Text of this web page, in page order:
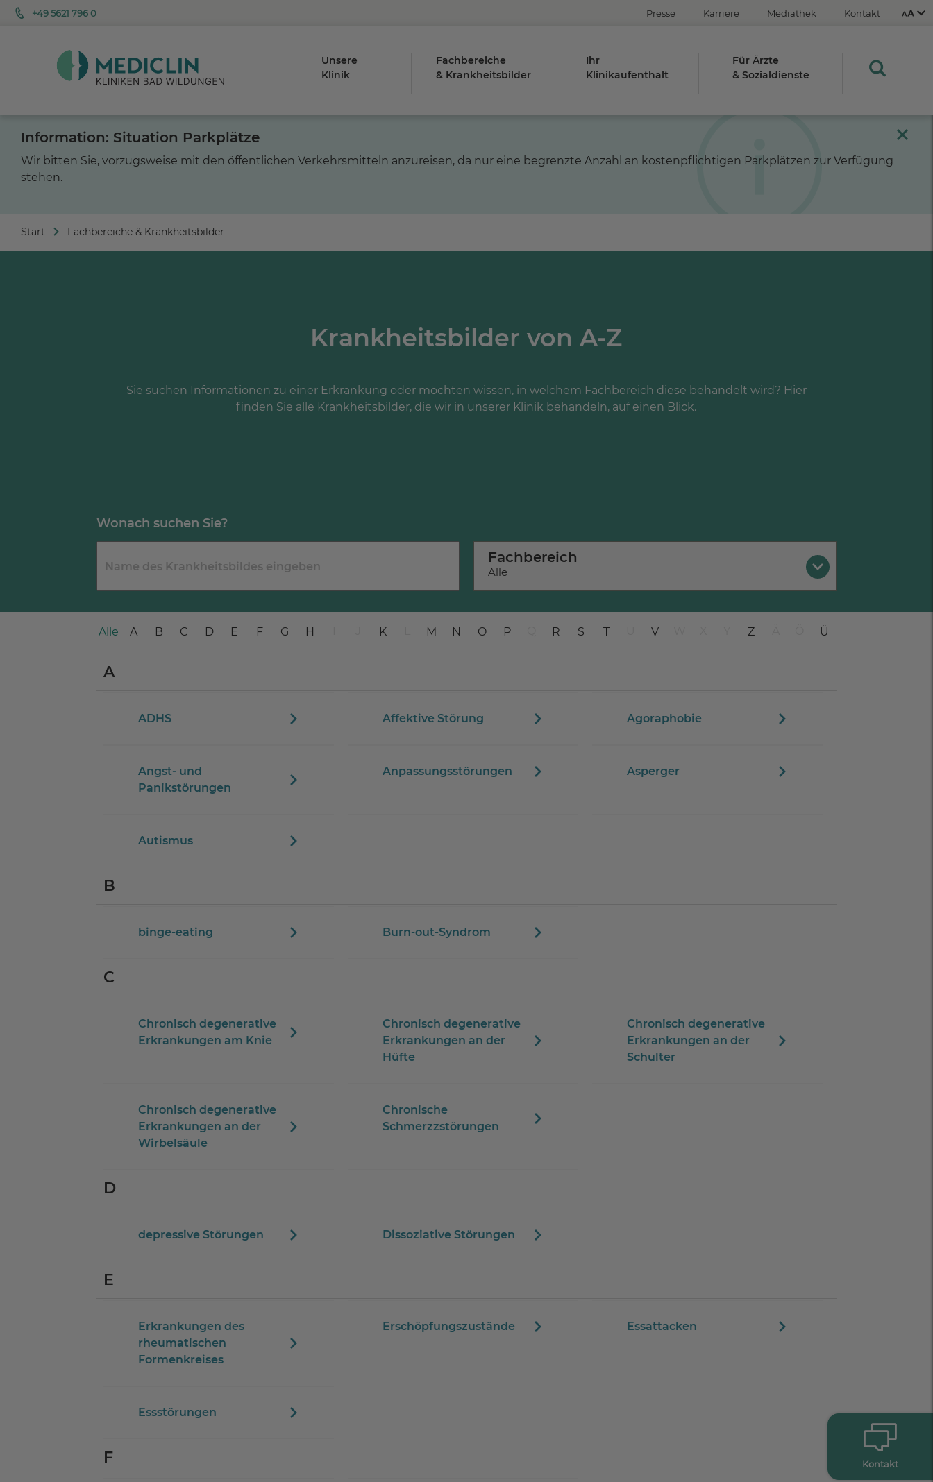
+49 5621 796 0 Presse Karriere Mediathek Kontakt
STRG
Unsere
Klinik
Fachbereiche
& Krankheitsbilder
Ihr
Klinikaufenthalt
Für Ärzte
& Sozialdienste
Information: Situation Parkplätze
Wir bitten Sie, vorzugsweise mit den öffentlichen Verkehrsmitteln anzureisen, da nur eine begrenzte Anzahl an kostenpflichtigen Parkplätzen zur Verfügung
stehen.
Start Fachbereiche & Krankheitsbilder
Krankheitsbilder von A-Z
Sie suchen Informationen zu einer Erkrankung oder möchten wissen, in welchem Fachbereich diese behandelt wird? Hier
finden Sie alle Krankheitsbilder, die wir in unserer Klinik behandeln, auf einen Blick.
Wonach suchen Sie?
Fachbereich
Alle
Alle A B C D E F G H K M N O P R S T V Z Ü
A
ADHS Affektive Störung Agoraphobie
Angst- und
Panikstörungen
Anpassungsstörungen Asperger
Autismus
B
binge-eating Burn-out-Syndrom
C
Chronisch degenerative
Erkrankungen am Knie
Chronisch degenerative
Erkrankungen an der
Hüfte
Chronisch degenerative
Erkrankungen an der
Schulter
Chronisch degenerative
Erkrankungen an der
Wirbelsäule
Chronische
Schmerzzstörungen
D
depressive Störungen Dissoziative Störungen
E
Erkrankungen des
rheumatischen
Formenkreises
Erschöpfungszustände Essattacken
Essstörungen
F Kontakt